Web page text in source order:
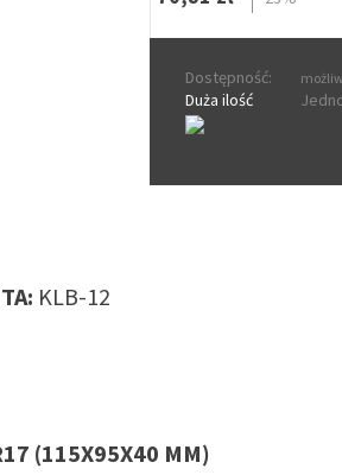
Dostępność:
Duża ilość
KLB-12
(115X95X40 MM)